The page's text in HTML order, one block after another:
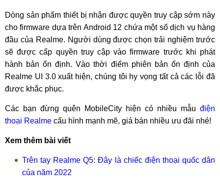
Dòng sản phẩm thiết bị nhận được quyền truy cập sớm này
cho firmware dựa trên Android 12 chứa một số dịch vụ hàng
đầu của Realme. Người dùng được chọn trải nghiệm trước
sẽ được cấp quyền truy cập vào firmware trước khi phát
hành bản ổn định. Vào thời điểm phiên bản ổn định của
Realme UI 3.0 xuất hiện, chúng tôi hy vọng tất cả các lỗi đã
được khắc phục.
Các bạn đừng quên MobileCity hiện có nhiều mẫu điện
thoại Realme cấu hình mạnh mẽ, giá bán nhiều ưu đãi nhé!
Xem thêm bài viết
Trên tay Realme Q5: Đây là chiếc điện thoại quốc dân
của năm 2022